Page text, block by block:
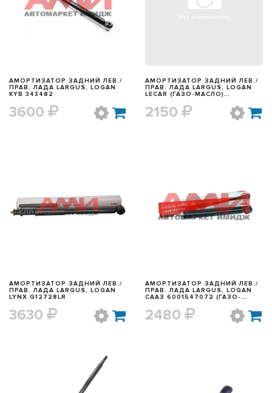
БЫСТРЫЙ ПРОСМОТР
АМОРТИЗАТОР ЗАДНИЙ ЛЕВ./
ПРАВ. ЛАДА LARGUS, LOGAN
KYB 343482
3600
АМОРТИЗАТОР ЗАДНИЙ ЛЕВ./
ПРАВ. ЛАДА LARGUS, LOGAN
LECAR (ГАЗО-МАСЛО)
2150
БЫСТРЫЙ ПРОСМОТР
АМОРТИЗАТОР ЗАДНИЙ ЛЕВ./
ПРАВ. ЛАДА LARGUS, LOGAN
LYNX G12728LR
3630
БЫСТРЫЙ ПРОСМОТР
АМОРТИЗАТОР ЗАДНИЙ ЛЕВ./
ПРАВ. ЛАДА LARGUS, LOGAN
СААЗ 6001547072 (ГАЗО-
2480